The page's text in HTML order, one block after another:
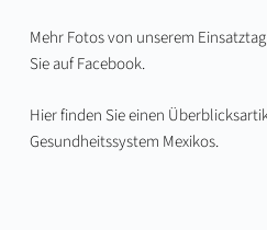
Mehr Fotos von unserem
Sie aufFacebook.
Hier finden Sie einen
Gesundheitssystem Mexikos.